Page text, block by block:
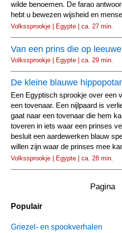
wilde benoemen. De farao
hebt u bewezen wijsheid en
Volkssprookje | Egypte | ca. 27 min.
Van een prins die op
Volkssprookje | Egypte | ca. 29 min.
De kleine blauwe
Een Egyptisch sprookje over een
een tovenaar. Een nijlpaard is
gaat naar een tovenaar die hem
toveren in iets waar een prinses
besluit een aardewerken blauw
willen zijn waar de prinses mee
Volkssprookje | Egypte | ca. 28 min.
Populair
Griezel- en spookverhalen